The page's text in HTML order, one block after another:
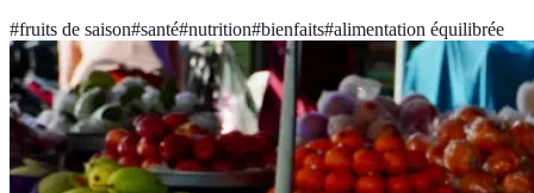
#fruits de saison#santé#nutrition#bienfaits#alimentation équilibrée